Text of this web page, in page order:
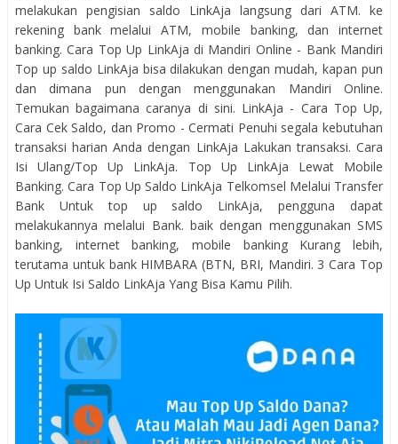
melakukan pengisian saldo LinkAja langsung dari ATM. ke
rekening bank melalui ATM, mobile banking, dan internet
banking. Cara Top Up LinkAja di Mandiri Online - Bank Mandiri
Top up saldo LinkAja bisa dilakukan dengan mudah, kapan pun
dan dimana pun dengan menggunakan Mandiri Online.
Temukan bagaimana caranya di sini. LinkAja - Cara Top Up,
Cara Cek Saldo, dan Promo - Cermati Penuhi segala kebutuhan
transaksi harian Anda dengan LinkAja Lakukan transaksi. Cara
Isi Ulang/Top Up LinkAja. Top Up LinkAja Lewat Mobile
Banking. Cara Top Up Saldo LinkAja Telkomsel Melalui Transfer
Bank Untuk top up saldo LinkAja, pengguna dapat
melakukannya melalui Bank. baik dengan menggunakan SMS
banking, internet banking, mobile banking Kurang lebih,
terutama untuk bank HIMBARA (BTN, BRI, Mandiri. 3 Cara Top
Up Untuk Isi Saldo LinkAja Yang Bisa Kamu Pilih.